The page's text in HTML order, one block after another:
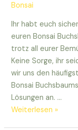
zu
züchten?
Bonsai
Ihr habt euch
euren Bonsai
trotz all eurer
Keine Sorge, ihr
wir uns den
Bonsai
Lösungen an. …
Warum
Weiterlesen »